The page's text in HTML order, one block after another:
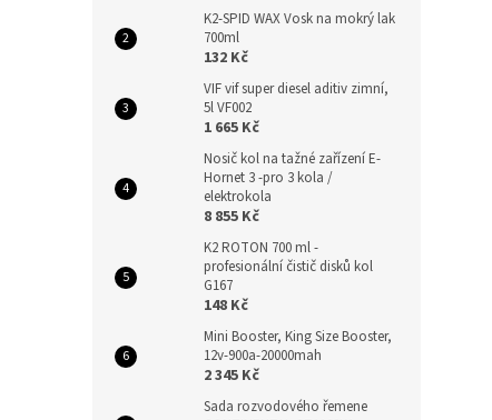
K2-SPID WAX Vosk na mokrý lak
700ml
132 Kč
VIF vif super diesel aditiv zimní,
5l VF002
1 665 Kč
Nosič kol na tažné zařízení E-
Hornet 3 -pro 3 kola /
elektrokola
8 855 Kč
K2 ROTON 700 ml -
profesionální čistič disků kol
G167
148 Kč
Mini Booster, King Size Booster,
12v-900a-20000mah
2 345 Kč
Sada rozvodového řemene